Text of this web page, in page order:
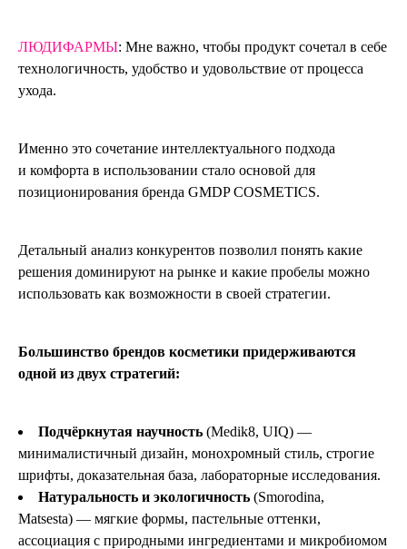
ЛЮДИФАРМЫ: Мне важно, чтобы продукт сочетал в себе
технологичность, удобство и удовольствие от процесса
ухода.
Именно это сочетание интеллектуального подхода
и комфорта в использовании стало основой для
позиционирования бренда GMDP COSMETICS.
Детальный анализ конкурентов позволил понять какие
решения доминируют на рынке и какие пробелы можно
использовать как возможности в своей стратегии.
Большинство брендов косметики придерживаются
одной из двух стратегий:
Подчёркнутая научность (Medik8, UIQ) —
минималистичный дизайн, монохромный стиль, строгие
шрифты, доказательная база, лабораторные исследования.
Натуральность и экологичность (Smorodina,
Matsesta) — мягкие формы, пастельные оттенки,
ассоциация с природными ингредиентами и микробиомом